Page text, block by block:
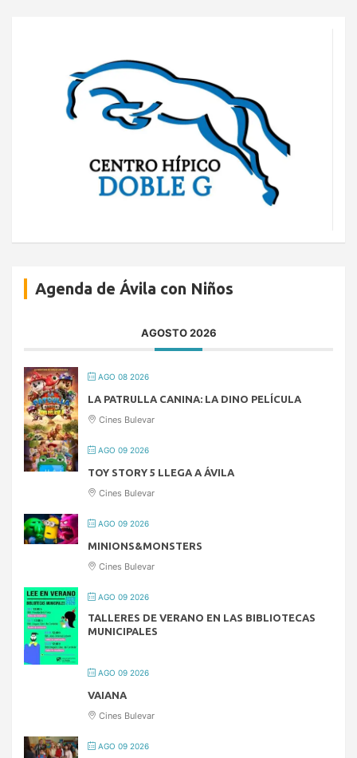
Agenda de Ávila con Niños
AGOSTO 2026
AGO 08 2026
LA PATRULLA CANINA: LA DINO PELÍCULA
Cines Bulevar
AGO 09 2026
TOY STORY 5 LLEGA A ÁVILA
Cines Bulevar
AGO 09 2026
MINIONS&MONSTERS
Cines Bulevar
AGO 09 2026
TALLERES DE VERANO EN LAS BIBLIOTECAS
MUNICIPALES
AGO 09 2026
VAIANA
Cines Bulevar
AGO 09 2026